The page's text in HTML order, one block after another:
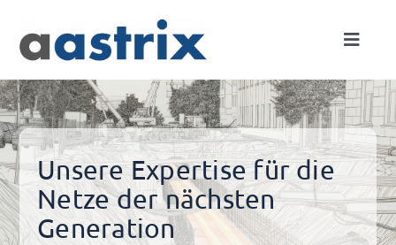
content
Toggle
Expertise
Netze
Projekte
Unsere Expertise für die
Netze der nächsten
Generation